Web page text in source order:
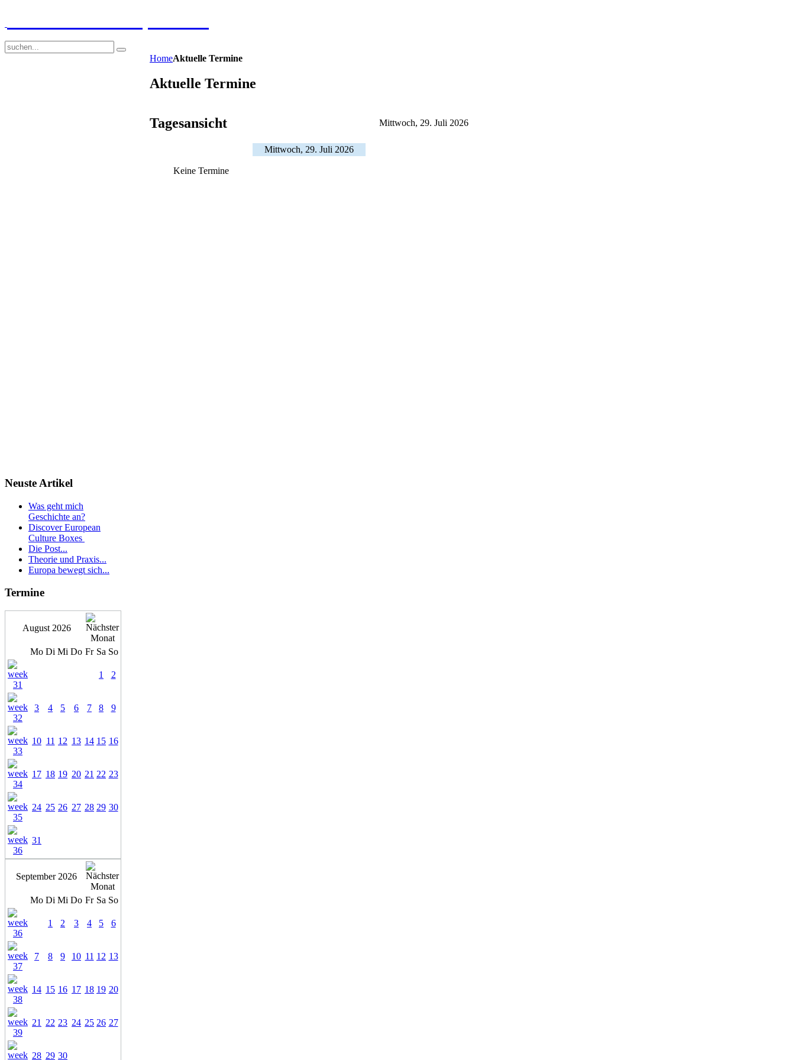
HomeAktuelle Termine
Aktuelle Termine
Tagesansicht Mittwoch, 29. Juli 2026
Mittwoch, 29. Juli 2026
Keine Termine
Neuste Artikel
Was geht mich
Geschichte an?
Discover European
Culture Boxes
Die Post...
Theorie und Praxis...
Europa bewegt sich...
Termine
August 2026
Mo Di Mi Do Fr Sa So
1 2
3 4 5 6 7 8 9
10 11 12 13 14 15 16
17 18 19 20 21 22 23
24 25 26 27 28 29 30
31
September 2026
Mo Di Mi Do Fr Sa So
1 2 3 4 5 6
7 8 9 10 11 12 13
14 15 16 17 18 19 20
21 22 23 24 25 26 27
28 29 30